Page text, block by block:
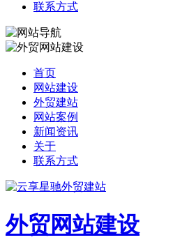
联系方式
首页
网站建设
外贸建站
网站案例
新闻资讯
关于
联系方式
外贸网站建设